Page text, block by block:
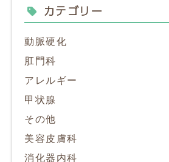
カテゴリー
動脈硬化
肛門科
アレルギー
甲状腺
その他
美容皮膚科
消化器内科